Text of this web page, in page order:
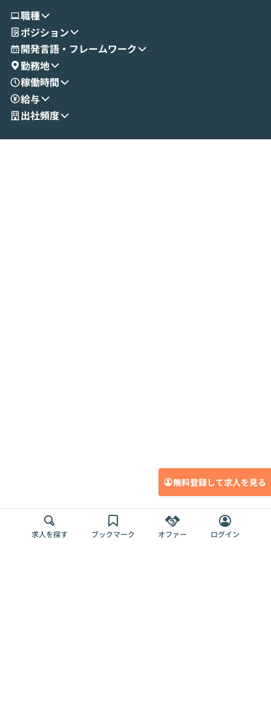
せいただきます。数分でワークフローが完
成する手軽さや、Gmail等の外部サービス
とセキュアに連携できるポイントなど、実
演を通じて具体的なイメージをお届けしま
す。 後半のディスカッションでは、セキュ
リティの考え方や社内導入の進め方など、
現場目線でさらに深掘りしていきます。
「自分の業務をAIで自動化してみたいけ
いう方にこそ参加いただきたいイベントで
職種
ポジション
開発言語・フレームワーク
勤務地
稼働時間
給与
出社頻度
無料登録して求人を見る
求人を探す ブックマーク オファー ログイン